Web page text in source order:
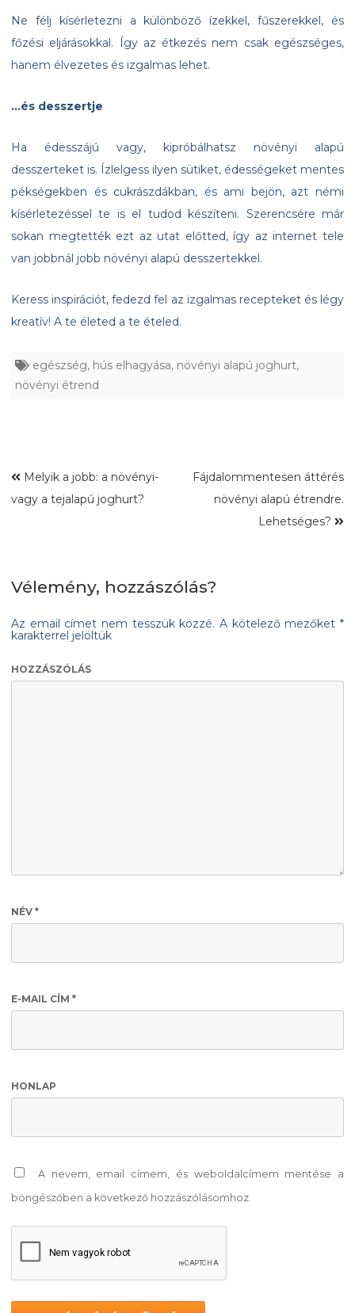
Ne félj kísérletezni a különböző ízekkel, fűszerekkel, és
főzési eljárásokkal. Így az étkezés nem csak egészséges,
hanem élvezetes és izgalmas lehet.
…és desszertje
Ha édesszájú vagy, kipróbálhatsz növényi alapú
desszerteket is. Ízlelgess ilyen sütiket, édességeket mentes
pékségekben és cukrászdákban, és ami bejön, azt némi
kísérletezéssel te is el tudod készíteni. Szerencsére már
sokan megtették ezt az utat előtted, így az internet tele
van jobbnál jobb növényi alapú desszertekkel.
Keress inspirációt, fedezd fel az izgalmas recepteket és légy
kreatív! A te életed a te ételed.
egészség, hús elhagyása, növényi alapú joghurt,
növényi étrend
Melyik a jobb: a növényi-
vagy a tejalapú joghurt?
Fájdalommentesen áttérés
növényi alapú étrendre.
Lehetséges?
Vélemény, hozzászólás?
Az email címet nem tesszük közzé. A kötelező mezőket*
karakterrel jelöltük
HOZZÁSZÓLÁS
NÉV *
E-MAIL CÍM *
HONLAP
A nevem, email címem, és weboldalcímem mentése a
böngészőben a következő hozzászólásomhoz.